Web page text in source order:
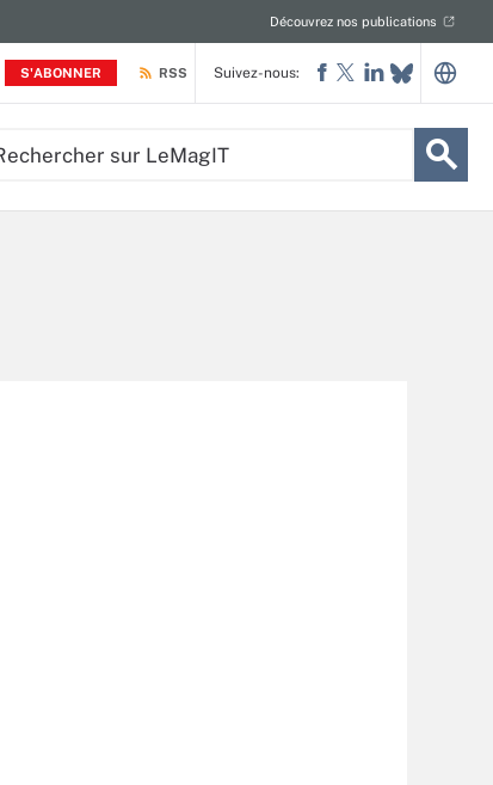
S'ABONNER
Découvrez nos publications
RSS Suivez-nous: